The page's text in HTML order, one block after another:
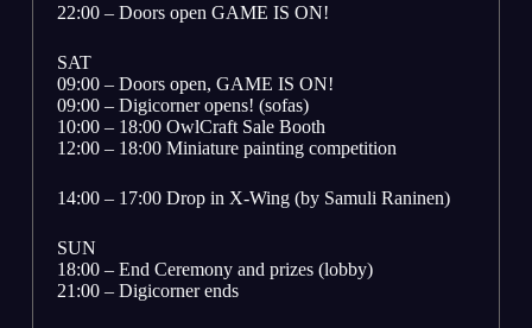
22:00 – Doors open GAME IS ON!
SAT
09:00 – Doors open, GAME IS ON!
09:00 – Digicorner opens! (sofas)
10:00 – 18:00 OwlCraft Sale Booth
12:00 – 18:00 Miniature painting competition
14:00 – 17:00 Drop in X-Wing (by Samuli Raninen)
SUN
18:00 – End Ceremony and prizes (lobby)
21:00 – Digicorner ends